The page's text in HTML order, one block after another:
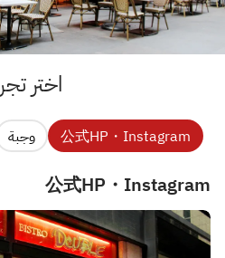
اختر
公式HP・Instagram وجبة
公式HP・Instagram